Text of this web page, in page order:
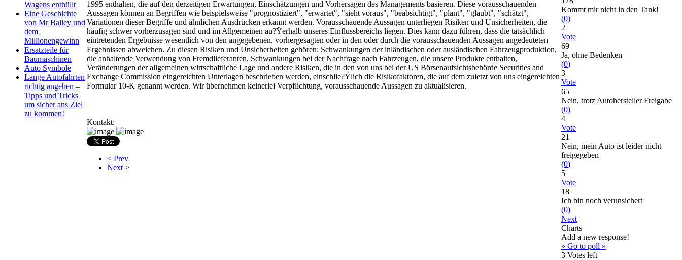
Wagens enthüllt
Eine Geschichte
von Mr Bailey und
dem
Millionengewinn
Ersatzteile für
Baumaschinen
Auto Symbole
Lange Autofahrten
richtig angehen –
Tipps und Tricks
um sicher ans Ziel
zu kommen!
1995 enthalten, die auf den derzeitigen Erwartungen, Einschätzungen und Vorhersagen des Managements basieren. Diese vorausschauenden
Aussagen können an Begriffen wie beispielsweise "prognostiziert", "erwartet", "sieht voraus", "beabsichtigt", "plant", "glaubt", "schätzt",
Variationen dieser Begriffe und ähnlichen Ausdrücken erkannt werden. Vorausschauende Aussagen unterliegen Risiken und Unsicherheiten, die
häufig schwer vorherzusagen sind und im Allgemeinen au?Ÿerhalb unseres Einflussbereichs liegen. Dies kann dazu führen, dass die tatsächlich
eintretenden Ergebnisse wesentlich von den angegebenen, vorhergesagten oder in den oder durch die vorausschauenden Aussagen angedeuteten
Ergebnissen abweichen. Zu diesen Risiken und Unsicherheiten gehören: Schwankungen der inländischen oder ausländischen Fahrzeugproduktion,
die anhaltende Verwendung von Fremdlieferanten, Schwankungen bei der Nachfrage nach Fahrzeugen, die unsere Produkte enthalten,
Veränderungen der allgemeinen wirtschaftliche Lage und andere Risiken, die in den von uns bei der US Börsenaufsichtsbehörde Securities and
Exchange Commission eingereichten Unterlagen beschrieben werden, einschlie?Ÿlich die Risikofaktoren, die auf dem zuletzt von uns eingereichten
Formular 10-K genannt werden. Wir übernehmen keinerlei Verpflichtung, vorausschauende Aussagen zu aktualisieren.
Kontakt:
< Prev
Next >
Kommt mir nicht in den Tank!
(0)
2
Vote
69
Ja, ohne Bedenken
(0)
3
Vote
65
Nein, trotz Autohersteller Freigabe
(0)
4
Vote
21
Nein, mein Auto ist leider nicht
freigegeben
(0)
5
Vote
18
Ich bin noch verunsichert
(0)
Next
Charts
Add a new response!
» Go to poll »
3 Votes left